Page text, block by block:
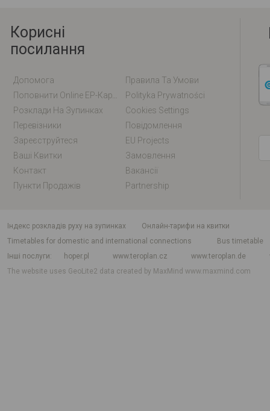
Корисні
посилання
Допомога
Правила Та Умови
Polityka Prywatności
Розклади На Зупинках
Cookies Settings
Перевізники
Повідомлення
Зареєструйтеся
EU Projects
Ваші Квитки
Замовлення
Контакт
Вакансії
Пункти Продажів
Partnership
індекс розкладів руху на зупинках
Онлайн-тарифи на квитки
Timetables for domestic and international connections
Bus timetable
Інші послуги
hoper.pl www.teroplan.cz www.teroplan.de
The website uses GeoLite2 data created by MaxMindwww.maxmind.com